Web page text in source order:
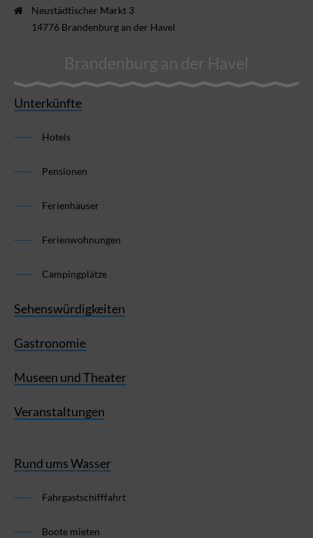
Neustädtischer Markt 3
14776 Brandenburg an der Havel
Brandenburg an der Havel
Unterkünfte
Hotels
Pensionen
Ferienhäuser
Ferienwohnungen
Campingplätze
Sehenswürdigkeiten
Gastronomie
Museen und Theater
Veranstaltungen
Rund ums Wasser
Fahrgastschifffahrt
Boote mieten